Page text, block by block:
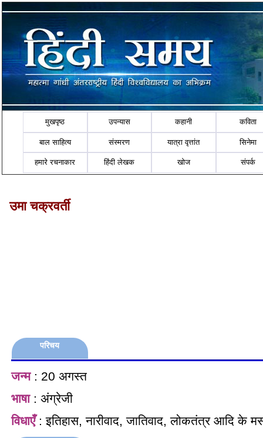
मुखपृष्ठ उपन्यास कहानी कविता
बाल साहित्य संस्मरण यात्रा वृत्तांत सिनेमा
हमारे रचनाकार हिंदी लेखक खोज संपर्क
उमा चक्रवर्ती
परिचय
जन्म: 20 अगस्त
भाषा: अंग्रेजी
विधाएँ: इतिहास, नारीवाद, जातिवाद, लोकतंत्र आदि के